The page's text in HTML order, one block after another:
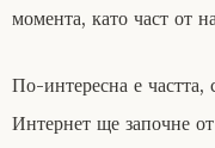
момента, като част от
По-интересна е частта,
Интернет ще започне